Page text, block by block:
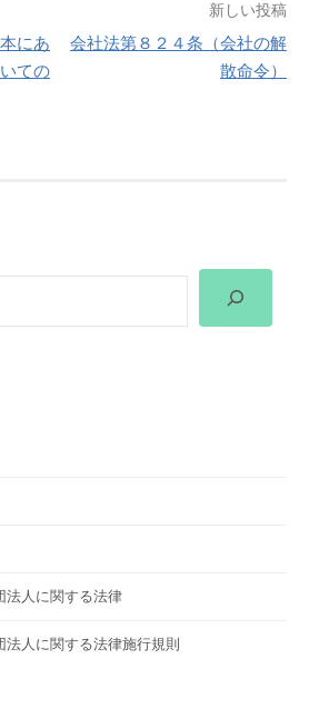
にあ
ての
新しい投稿
会社法第８２４条（会社の解
散命令）
法人に関する法律
人に関する法律施行規則